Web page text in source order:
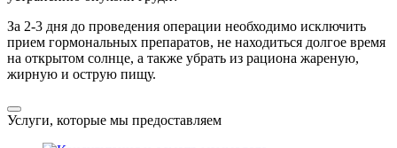
За 2-3 дня до проведения операции необходимо исключить
прием гормональных препаратов, не находиться долгое время
на открытом солнце, а также убрать из рациона жареную,
жирную и острую пищу.
Услуги, которые мы предоставляем